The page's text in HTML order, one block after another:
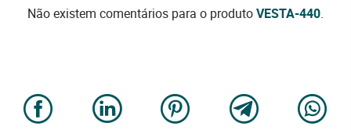
Não existem comentários para o produtoVESTA-440.